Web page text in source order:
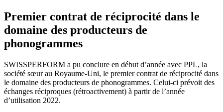
Premier contrat de réciprocité dans le
domaine des producteurs de
phonogrammes
SWISSPERFORM a pu conclure en début d’année avec PPL, la
société sœur au Royaume-Uni, le premier contrat de réciprocité dans
le domaine des producteurs de phonogrammes. Celui-ci prévoit des
échanges réciproques (rétroactivement) à partir de l’année
d’utilisation 2022.